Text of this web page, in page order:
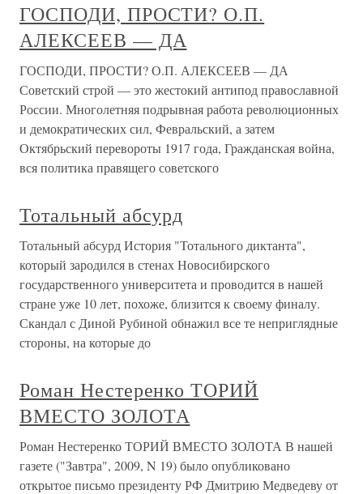
ГОСПОДИ, ПРОСТИ? О.П.
АЛЕКСЕЕВ — ДА
ГОСПОДИ, ПРОСТИ? О.П. АЛЕКСЕЕВ — ДА
Советский строй — это жестокий антипод православной
России. Многолетняя подрывная работа революционных
и демократических сил, Февральский, а затем
Октябрьский перевороты 1917 года, Гражданская война,
вся политика правящего советского
Тотальный абсурд
Тотальный абсурд История "Тотального диктанта",
который зародился в стенах Новосибирского
государственного университета и проводится в нашей
стране уже 10 лет, похоже, близится к своему финалу.
Скандал с Диной Рубиной обнажил все те неприглядные
стороны, на которые до
Роман Нестеренко ТОРИЙ
ВМЕСТО ЗОЛОТА
Роман Нестеренко ТОРИЙ ВМЕСТО ЗОЛОТА В нашей
газете ("Завтра", 2009, N 19) было опубликовано
открытое письмо президенту РФ Дмитрию Медведеву от